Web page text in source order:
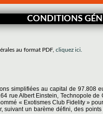
CONDITIONS
au format PDF, cliquez ici.
simplifiées au capital de 97.808
rue Albert Einstein, Technopole
« Exotismes Club Fidelity »
suivant un barème défini, des